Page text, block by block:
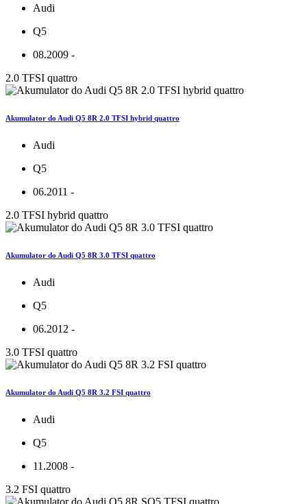
Audi
Q5
08.2009 -
2.0 TFSI quattro
Akumulator do Audi Q5 8R 2.0 TFSI hybrid quattro
Audi
Q5
06.2011 -
2.0 TFSI hybrid quattro
Akumulator do Audi Q5 8R 3.0 TFSI quattro
Audi
Q5
06.2012 -
3.0 TFSI quattro
Akumulator do Audi Q5 8R 3.2 FSI quattro
Audi
Q5
11.2008 -
3.2 FSI quattro